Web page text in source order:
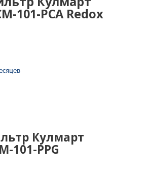
101-PCA Redox
Кулмарт
101-PPG